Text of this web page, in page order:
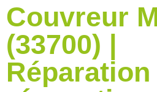
Couvreur
(33700) |
Réparation